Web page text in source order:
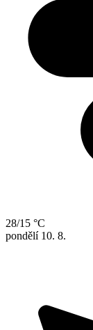
28/15 °C
pondělí 10. 8.